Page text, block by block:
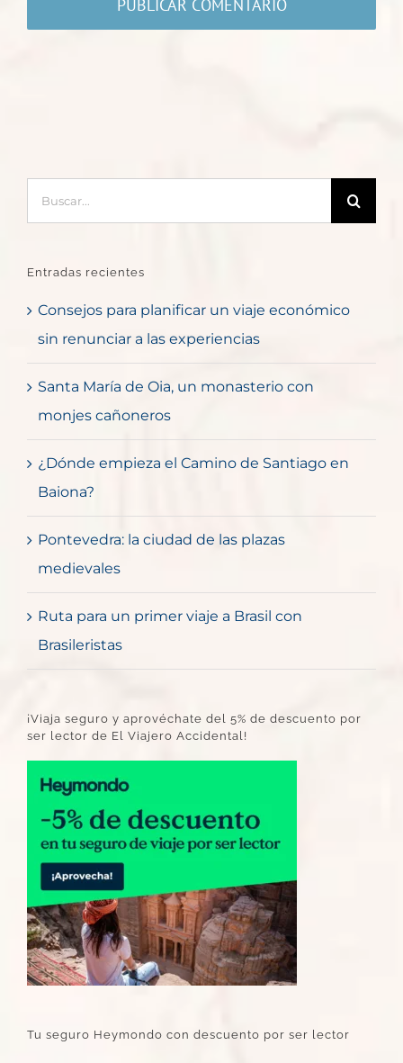
Entradas recientes
Consejos para planificar un viaje económico
sin renunciar a las experiencias
Santa María de Oia, un monasterio con
monjes cañoneros
¿Dónde empieza el Camino de Santiago en
Baiona?
Pontevedra: la ciudad de las plazas
medievales
Ruta para un primer viaje a Brasil con
Brasileristas
¡Viaja seguro y aprovéchate del 5% de descuento por
ser lector de El Viajero Accidental!
Tu seguro Heymondo con descuento por ser lector